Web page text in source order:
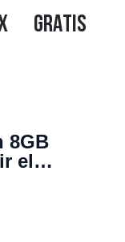
8GB
el